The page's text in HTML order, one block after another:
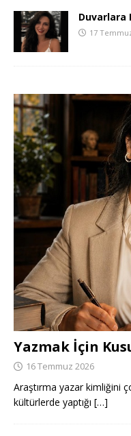
Duvarlara
17
Yazmak İçin
16 Temmuz 2026
Araştırma yazar kimliğini
kültürlerde yaptığı […]